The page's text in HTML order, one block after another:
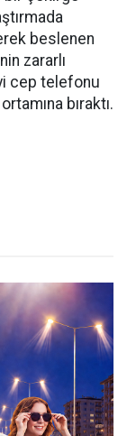
beslenen
zararlı
cep telefonu
bıraktı.